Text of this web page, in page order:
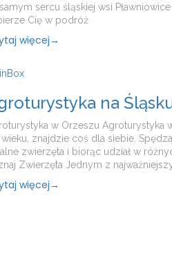
sercu śląskiej wsi
Cię w podróż
więcej→
na
w Orzeszu Agroturystyka
znajdzie coś dla siebie.
zwierzęta i biorąc udział w
Zwierzęta Jednym z
więcej→